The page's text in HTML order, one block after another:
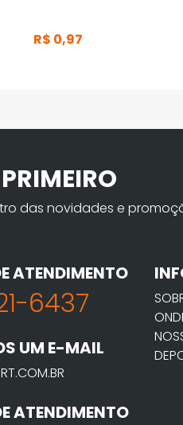
R$ 0,97
das novidades e
ATENDIMENTO
6437
UM E-MAIL
ATENDIMENTO